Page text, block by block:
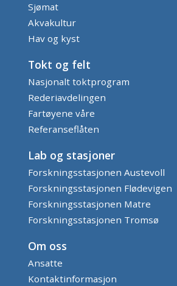
Sjømat
Akvakultur
Hav og kyst
Tokt og felt
Nasjonalt toktprogram
Rederiavdelingen
Fartøyene våre
Referanseflåten
Lab og stasjoner
Forskningsstasjonen Austevoll
Forskningsstasjonen Flødevigen
Forskningsstasjonen Matre
Forskningsstasjonen Tromsø
Om oss
Ansatte
Kontaktinformasjon